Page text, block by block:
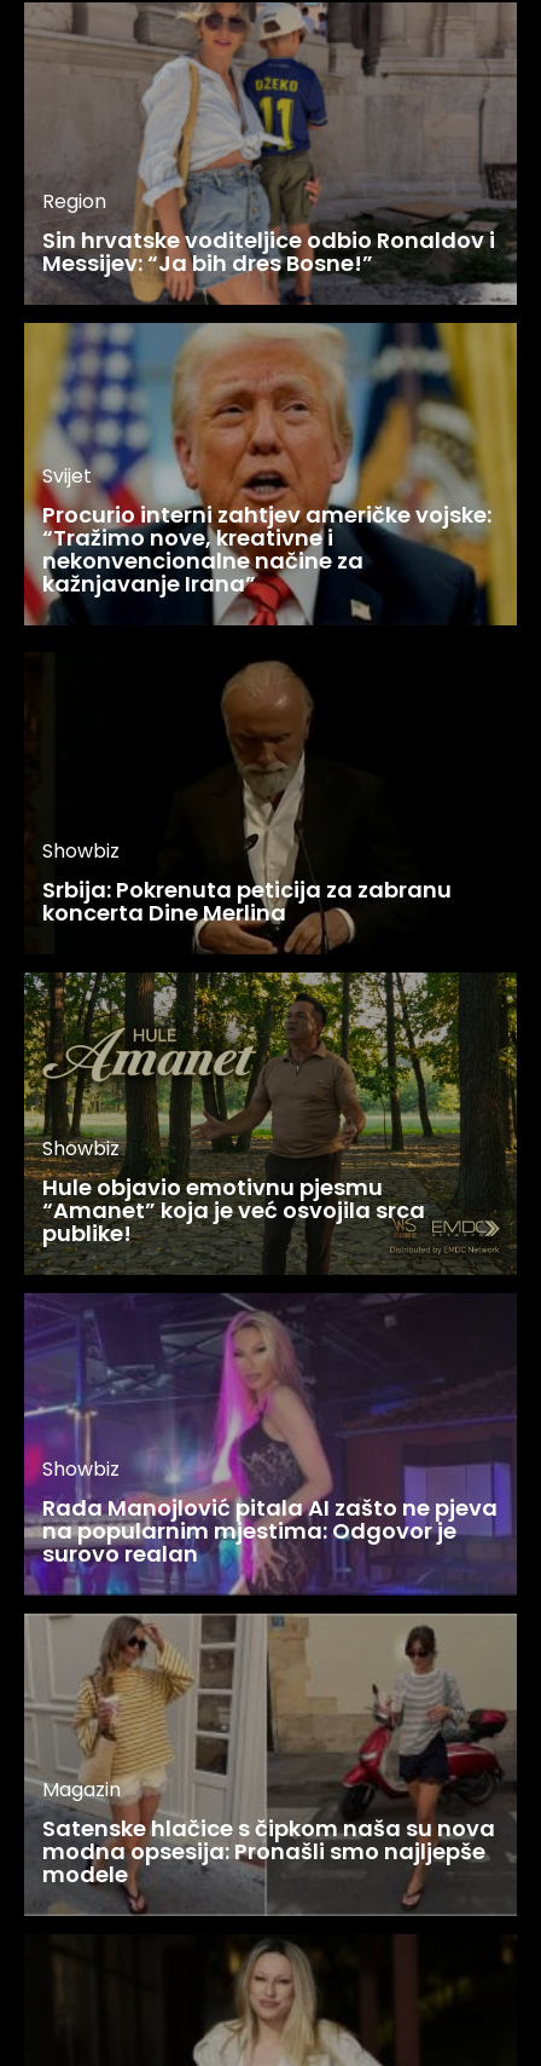
Region
Sin hrvatske voditeljice odbio Ronaldov i
Messijev: “Ja bih dres Bosne!”
Svijet
Procurio interni zahtjev američke vojske:
“Tražimo nove, kreativne i
nekonvencionalne načine za
kažnjavanje Irana”
Showbiz
Srbija: Pokrenuta peticija za zabranu
koncerta Dine Merlina
Showbiz
Hule objavio emotivnu pjesmu
“Amanet” koja je već osvojila srca
publike!
Showbiz
Rada Manojlović pitala AI zašto ne pjeva
na popularnim mjestima: Odgovor je
surovo realan
Magazin
Satenske hlačice s čipkom naša su nova
modna opsesija: Pronašli smo najljepše
modele